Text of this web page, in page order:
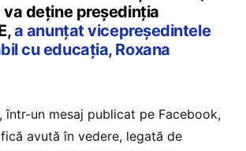
deține președinția
a anunțat vicepreședintele
cu educația, Roxana
într-un mesaj publicat pe Facebook,
avută în vedere, legată de